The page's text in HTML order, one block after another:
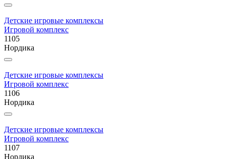
Детские игровые комплексы
Игровой комплекс
1105
Нордика
Детские игровые комплексы
Игровой комплекс
1106
Нордика
Детские игровые комплексы
Игровой комплекс
1107
Нордика